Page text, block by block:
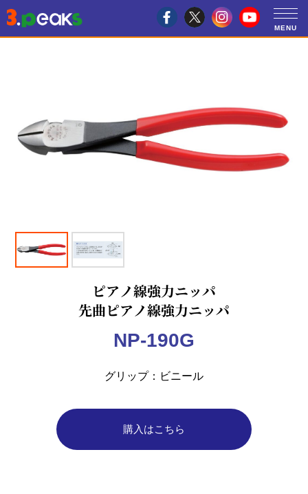
ピアノ線強力ニッパ
先曲ピアノ線強力ニッパ
NP-190G
グリップ ビニール
購入はこちら